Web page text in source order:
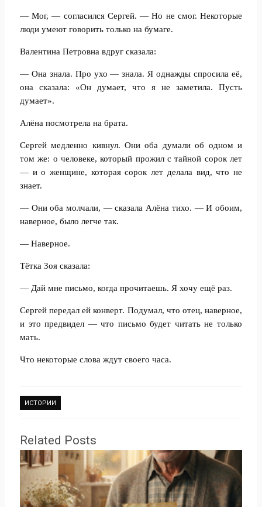
— Мог, — согласился Сергей. — Но не смог. Некоторые
люди умеют говорить только на бумаге.
Валентина Петровна вдруг сказала:
— Она знала. Про ухо — знала. Я однажды спросила её,
она сказала: «Он думает, что я не заметила. Пусть
думает».
Алёна посмотрела на брата.
Сергей медленно кивнул. Они оба думали об одном и
том же: о человеке, который прожил с тайной сорок лет
— и о женщине, которая сорок лет делала вид, что не
знает.
— Они оба молчали, — сказала Алёна тихо. — И обоим,
наверное, было легче так.
— Наверное.
Тётка Зоя сказала:
— Дай мне письмо, когда прочитаешь. Я хочу ещё раз.
Сергей передал ей конверт. Подумал, что отец, наверное,
и это предвидел — что письмо будет читать не только
мать.
Что некоторые слова ждут своего часа.
ИСТОРИИ
Related Posts